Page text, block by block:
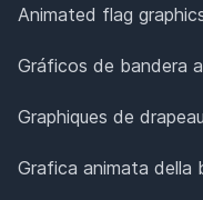
Animated flag
Gráficos de bandera
Graphiques de
Grafica animata della